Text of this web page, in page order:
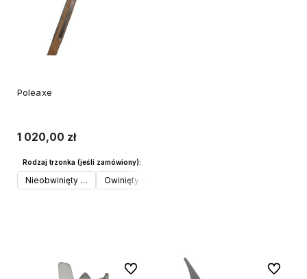
Poleaxe
1 020,00 zł
Rodzaj trzonka (jeśli zamówiony):
Nieobwinięty materiałemOwinięty czarnym materiałem (+€15)
Do ulubionych Do